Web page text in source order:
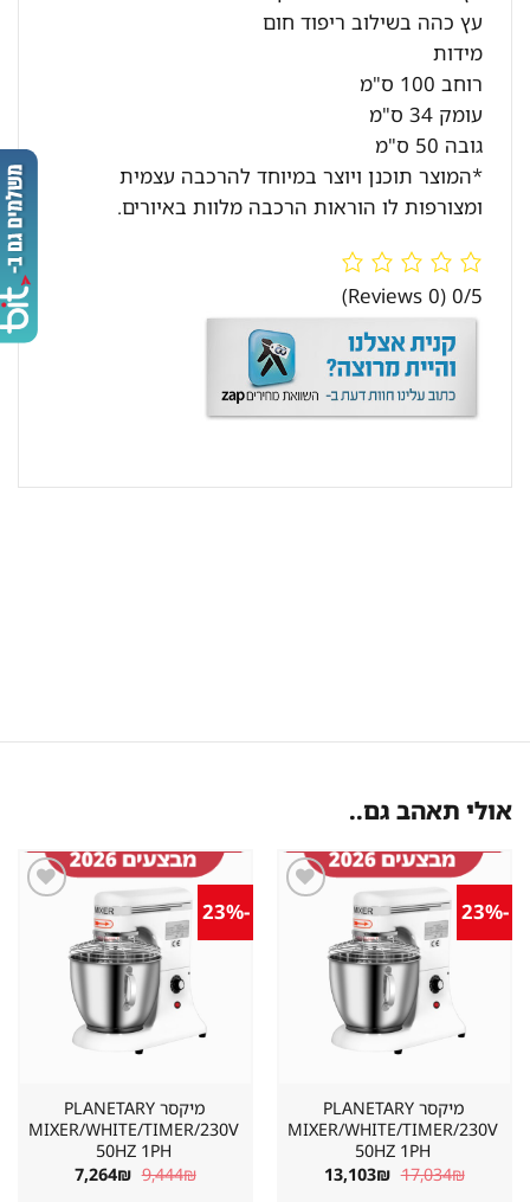
עץ כהה בשילוב ריפוד חום
מידות
רוחב 100 ס"מ
עומק 34 ס"מ
גובה 50 ס"מ
*המוצר תוכנן ויוצר במיוחד להרכבה עצמית
ומצורפות לו הוראות הרכבה מלוות באיורים.
0/5
(0 Reviews)
אולי תאהב גם..
במועדפים
מיקסר PLANETARY
MIXER/WHITE/TIMER/230V
50HZ 1PH
17,034₪ המחיר
המקורי
13,103₪ המחיר
במועדפים
מיקסר PLANETARY
MIXER/WHITE/TIMER/230V
50HZ 1PH
9,444₪ המחיר
המקורי
7,264₪ המחיר
הנוכחי